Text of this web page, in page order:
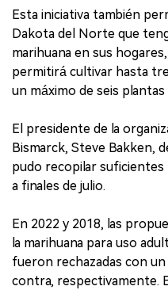
Esta iniciativa también
Dakota del Norte que
marihuana en sus
permitirá cultivar hasta
un máximo de seis
El presidente de la
Bismarck, Steve Bakken,
pudo recopilar
a finales de julio.
En 2022 y 2018, las
la marihuana para uso
fueron rechazadas con
contra, respectivamente.